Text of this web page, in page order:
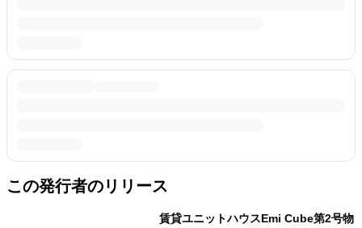
この発行者のリリース
賃貸ユニットハウスEmi Cube第2号物